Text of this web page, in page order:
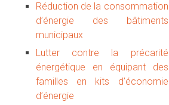
Réduction de la consommation
d’énergie des bâtiments
municipaux
Lutter contre la précarité
énergétique en équipant des
familles en kits d’économie
d’énergie